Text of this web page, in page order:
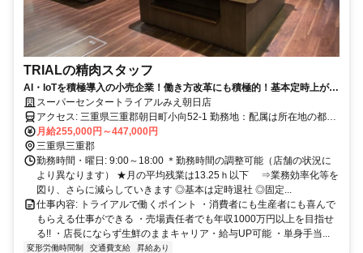
TRIALの精肉スタッフ
AI・IoTを積極導入の小売企業！働き方改革にも積極的！基本定時上が
り！スーパーセンタートライアルみえ朝日店
アクセス: 三重県三重郡朝日町小向52-1 勤務地：配属は所在地の都道
府県 ※初任地は最寄りの店舗又は希望エリアを優先し配属します。
※エリア内勤務または全国勤務いずれか希望を選択できます。
月給255,000円～447,000円
三重県三重郡
勤務時間・曜日: 9:00～18:00 ＊勤務時間の調整可能（店舗の状況に
より異なります） ★月の平均残業は13.25ｈ以下 ⇒業務効率化等を
図り、さらに減らしていきます ◎基本は定時退社 ◎固定...
仕事内容: トライアルで働くポイント ・消費者にも生産者にも喜んで
もらえる仕事ができる ・売場責任者でも年収1000万円以上を目指せ
る!! ・店長にならず生鮮のままキャリア・給与UP可能 ・単身手当...
変形労働時間制 交通費支給 昇給あり